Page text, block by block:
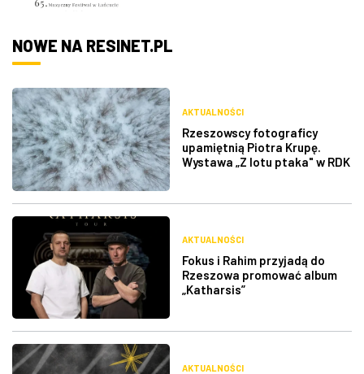
NOWE NA RESINET.PL
AKTUALNOŚCI
Rzeszowscy fotograficy
upamiętnią Piotra Krupę.
Wystawa „Z lotu ptaka" w RDK
AKTUALNOŚCI
Fokus i Rahim przyjadą do
Rzeszowa promować album
„Katharsis”
AKTUALNOŚCI